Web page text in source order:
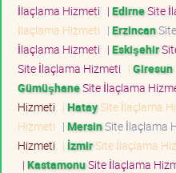
İlaçlama Hizmeti | EdirneSite
İlaçlama Hizmeti | Erzincan
İlaçlama Hizmeti | Eskişehir
Site İlaçlama Hizmeti | Giresun
GümüşhaneSite İlaçlama
Hizmeti | HataySite İlaçlama
Hizmeti | MersinSite İlaçlama
Hizmeti | İzmirSite İlaçlama
| KastamonuSite İlaçlama